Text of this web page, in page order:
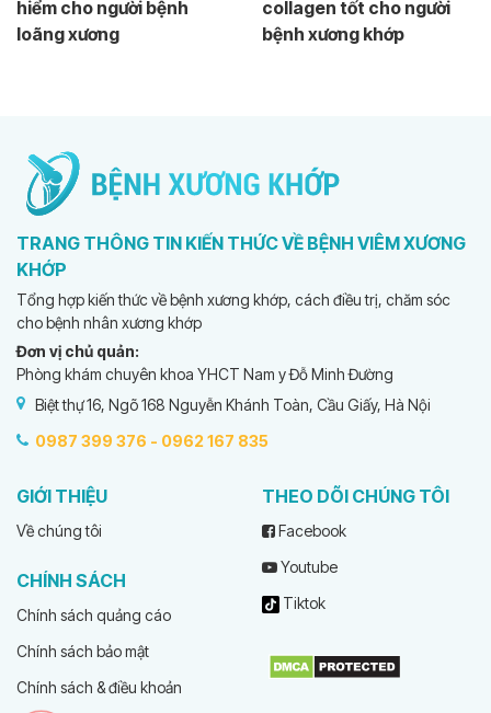
hiểm cho người bệnh
loãng xương
collagen tốt cho người
bệnh xương khớp
TRANG THÔNG TIN KIẾN THỨC VỀ BỆNH VIÊM XƯƠNG
KHỚP
Tổng hợp kiến thức về bệnh xương khớp, cách điều trị, chăm sóc
cho bệnh nhân xương khớp
Đơn vị chủ quản:
Phòng khám chuyên khoa YHCT Nam y Đỗ Minh Đường
Biệt thự 16, Ngõ 168 Nguyễn Khánh Toàn, Cầu Giấy, Hà Nội
0987 399 376 - 0962 167 835
GIỚI THIỆU
Về chúng tôi
CHÍNH SÁCH
Chính sách quảng cáo
Chính sách bảo mật
Chính sách & điều khoản
THEO DÕI CHÚNG TÔI
Facebook
Youtube
Tiktok